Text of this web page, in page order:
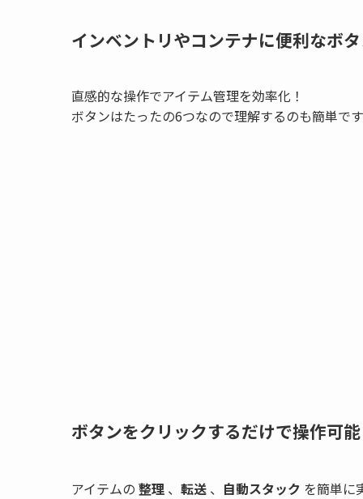
インベントリやコンテナに便利なボ
直感的な操作でアイテム管理を効率化！
ボタンはたったの6つなので理解するのも簡単で
ボタンをクリックするだけで操作可能
アイテムの 整理 、 転送 、 自動スタック を簡単に